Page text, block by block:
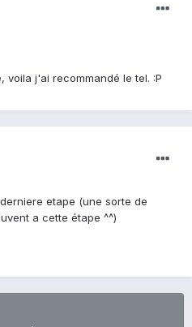
voila j'ai recommandé le tel. :P
etape (une sorte de
a cette étape ^^)